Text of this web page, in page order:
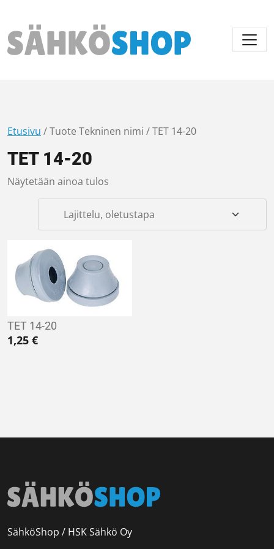
Päävalikko
Etusivu / Tuote Tekninen nimi / TET 14-20
TET 14-20
Näytetään ainoa tulos
TET 14-20
1,25 €
SähköShop / HSK Sähkö Oy